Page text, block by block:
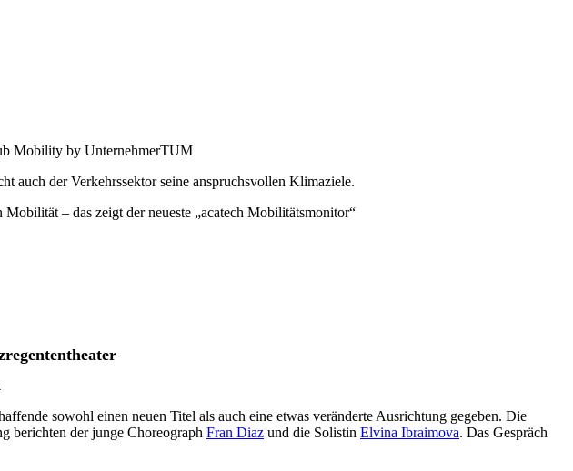
Mobility by UnternehmerTUM
auch der Verkehrssektor seine anspruchsvollen Klimaziele.
– das zeigt der neueste „acatech Mobilitätsmonitor“
sowohl einen neuen Titel als auch eine etwas veränderte Ausrichtung gegeben. Die
berichten der junge Choreograph Fran Diaz und die Solistin Elvina Ibraimova. Das Gespräch